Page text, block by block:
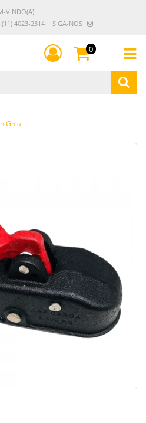
VINDO(A)!
(11) 4023-2314 SIGA-NOS
0
Ghia